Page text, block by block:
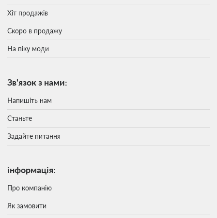
Хіт продажів
Скоро в продажу
На піку моди
Зв'язок з нами:
Напишіть нам
Станьте
Задайте питання
інформація:
Про компанію
Як замовити